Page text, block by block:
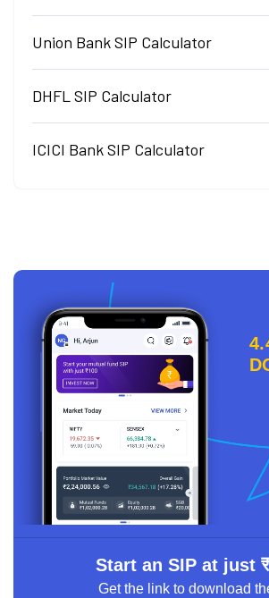
Union Bank SIP Calculator
DHFL SIP Calculator
ICICI Bank SIP Calculator
Start an SIP at just
Get the link to download